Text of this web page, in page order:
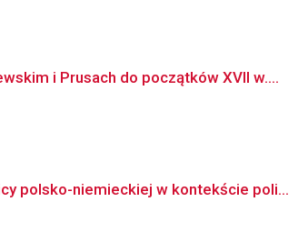
i Prusach do początków XVII w....
polsko-niemieckiej w kontekście poli...